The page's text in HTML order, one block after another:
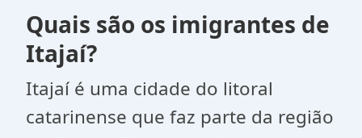
Quais são os imigrantes de
Itajaí?
Itajaí é uma cidade do litoral
catarinense que faz parte da região